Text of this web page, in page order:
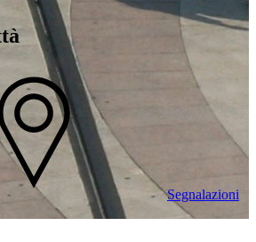
Segnalazioni